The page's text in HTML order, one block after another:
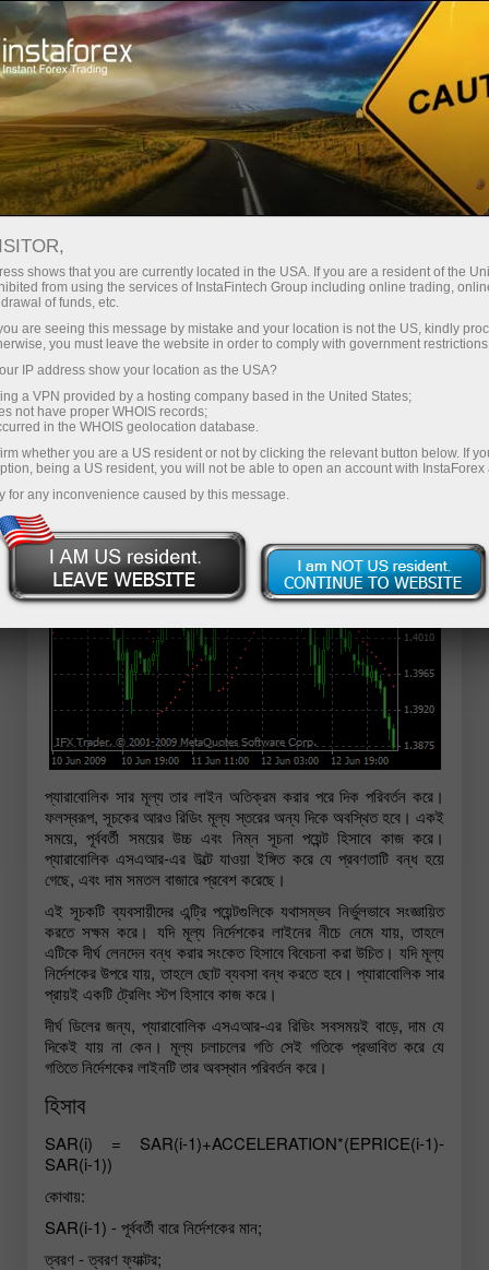
নতুনদের জন্য প্রয়োজনীয় তথ্য
প্রযুক্তিগত নির্দেশক
প্যারাবোলিক সার সূচক সূত্র এবং সেটিংস
প্যারাবোলিক সার সূচক সূত্র এবং সেটিংস
প্যারাবলিক সার সূচক সিস্টেম
বিশ্লেষণের জন্য ডিজাইন করা হয়েছে। প্যারাবোলিক সার সূচক সাধারণত
চার্টে মূল্যের উপরে থাকে যখন বাজারে বিয়ারিশ প্রবণতা বিরাজ করে। এবং এর
বিপরীতে, প্যারাবোলিক এসএআর দামের নিচে থাকে যখন বাজার ষাঁড়ের নিয়ন্ত্রণে
থাকে।
প্যারাবোলিক সার মূল্য তার লাইন অতিক্রম করার পরে দিক পরিবর্তন করে।
ফলস্বরূপ, সূচকের আরও রিডিং মূল্য স্তরের অন্য দিকে অবস্থিত হবে। একই
সময়ে, পূর্ববর্তী সময়ের উচ্চ এবং নিম্ন সূচনা পয়েন্ট হিসাবে কাজ করে।
প্যারাবোলিক এসএআর-এর উল্টে যাওয়া ইঙ্গিত করে যে প্রবণতাটি বন্ধ হয়ে
গেছে, এবং দাম সমতল বাজারে প্রবেশ করেছে।
এই সূচকটি ব্যবসায়ীদের এন্ট্রি পয়েন্টগুলিকে যথাসম্ভব নির্ভুলভাবে সংজ্ঞায়িত
করতে সক্ষম করে। যদি মূল্য নির্দেশকের লাইনের নীচে নেমে যায়, তাহলে
এটিকে দীর্ঘ লেনদেন বন্ধ করার সংকেত হিসাবে বিবেচনা করা উচিত। যদি মূল্য
নির্দেশকের উপরে যায়, তাহলে ছোট ব্যবসা বন্ধ করতে হবে। প্যারাবোলিক সার
প্রায়ই একটি ট্রেলিং স্টপ হিসাবে কাজ করে।
দীর্ঘ ডিলের জন্য, প্যারাবোলিক এসএআর-এর রিডিং সবসময়ই বাড়ে, দাম যে
দিকেই যায় না কেন। মূল্য চলাচলের গতি সেই গতিকে প্রভাবিত করে যে
গতিতে নির্দেশকের লাইনটি তার অবস্থান পরিবর্তন করে।
হিসাব
SAR(i) = SAR(i-1)+ACCELERATION*(EPRICE(i-1)-
SAR(i-1))
কোথায়:
SAR(i-1) - পূর্ববর্তী বারে নির্দেশকের মান;
ত্বরণ - ত্বরণ ফ্যাক্টর;
shows that you are currently located in the USA. If you are a resident of the
from using the services of InstaFintech Group including online trading,
of funds, etc.
are seeing this message by mistake and your location is not the US, kindly
you must leave the website in order to comply with government
IP address show your location as the USA?
a VPN provided by a hosting company based in the United States;
not have proper WHOIS records;
in the WHOIS geolocation database.
whether you are a US resident or not by clicking the relevant button below. If
being a US resident, you will not be able to open an account with InstaForex
for any inconvenience caused by this message.